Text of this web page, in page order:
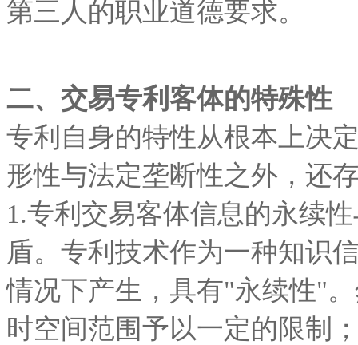
第三人的职业道德要求。
二、交易专利客体的特殊性
专利自身的特性从根本上决
形性与法定垄断性之外，还
1.专利交易客体信息的永续
盾。专利技术作为一种知识
情况下产生，具有"永续性"
时空间范围予以一定的限制